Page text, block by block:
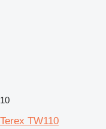
10
Terex TW110